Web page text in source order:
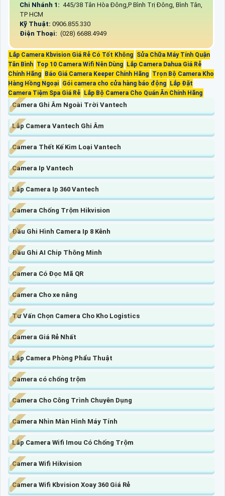
Chi Nhánh 1: 445/38 Tân Hòa Đông,P Bình Trị Đông, Bình Tân,
TP HCM
Kỹ Thuật: 0906.855.330
Điện Thoại: (028) 6688.4949
Lắp Camera Kbvision Giá Rẻ Có Tốt Không Sửa Chữa Máy Tính Quận
Tân Bình Top 10 Camera Wifi Nên Dùng
Lắp Camera Dahua Giá Rẻ
Chính Hãng
Báo Giá Camera Keeper Chính Hãng Trọn Bộ Camera Kho
Hàng Hồng Ngoại Gói camera cho cửa hàng báo động
Lắp Đặt
Camera Tiệm Spa Giá Rẻ
Lắp Bộ Camera Cho Quán Ăn Chính Hãng
Camera Ghi Âm Ngoài Trời Vantech
Lắp Camera Vantech Ghi Âm
Camera Thết Kế Kim Loại Vantech
Camera Ip Vantech
Lắp Camera Ip 360 Vantech
Camera Chống Trộm Hikvision
Đầu Ghi Hình Camera Ip 8 Kênh
Đầu Ghi AI Chip Thông Minh
Camera Có Đọc Mã QR
Camera Cho xe nâng
Tư Vấn Chọn Camera Cho Kho Logistics
Camera Giá Rẻ Nhất
Lắp Camera Phòng Phẩu Thuật
Camera có chống trộm
Camera Cho Công Trình Chuyên Dụng
Camera Nhìn Màn Hình Máy Tính
Lắp Camera Wifi Imou Có Chống Trộm
Camera Wifi Hikvision
Camera Wifi Kbvision Xoay 360 Giá Rẻ